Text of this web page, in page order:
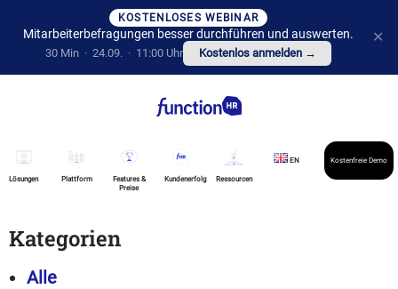
Lösungen Plattform
Features &
Preise
Kundenerfolg Ressourcen
EN Kostenfreie Demo
Kategorien
Alle
KOSTENLOSES WEBINAR
Mitarbeiterbefragungen besser durchführen und auswerten.
30 Min · 24.09. · 11:00 Uhr Kostenlos anmelden →
✕